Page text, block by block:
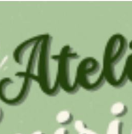
Lasfaillades
Le Bez
Le Masnau-
Montfa
pour